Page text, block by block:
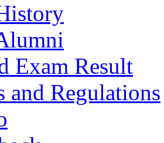
Exam Result
and Regulations